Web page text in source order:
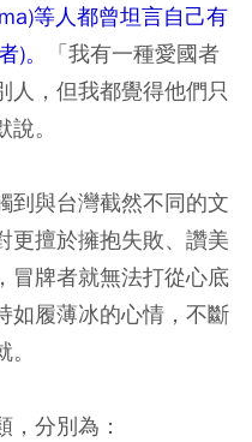
等人都曾坦言自己有
)。
「我有一種愛國者
人，但我都覺得他們只
。
到與台灣截然不同的文
更擅於擁抱失敗、讚美
冒牌者就無法打從心底
如履薄冰的心情，不斷
分別為：